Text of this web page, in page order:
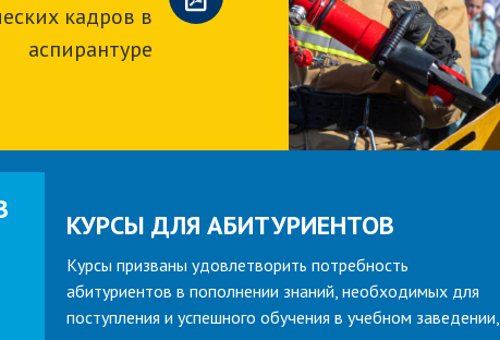
кадров в
аспирантуре
КУРСЫ ДЛЯ АБИТУРИЕНТОВ
Курсы призваны удовлетворить потребность
абитуриентов в пополнении знаний, необходимых для
поступления и успешного обучения в учебном заведении,